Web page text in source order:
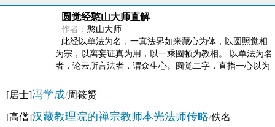
圆觉经憨山大师直解
作者： 憨山大师
此经以单法为名，一真法界如来藏心为体，以圆照觉相
为宗，以离妄证真为用，以一乘圆顿为教相。 以单法为名
者，论云所言法者，谓众生心。圆觉二字，直指一心以为
[居士]冯学成/周筱赟
[高僧]汉藏教理院的禅宗教师本光法师传略/佚名